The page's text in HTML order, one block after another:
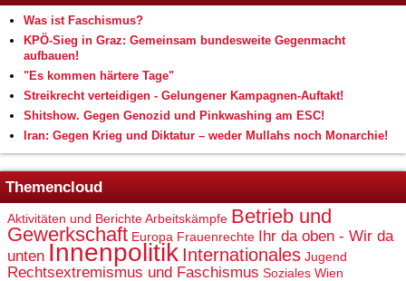
Was ist Faschismus?
KPÖ-Sieg in Graz: Gemeinsam bundesweite Gegenmacht
aufbauen!
"Es kommen härtere Tage"
Streikrecht verteidigen - Gelungener Kampagnen-Auftakt!
Shitshow. Gegen Genozid und Pinkwashing am ESC!
Iran: Gegen Krieg und Diktatur – weder Mullahs noch Monarchie!
Themencloud
Aktivitäten und BerichteArbeitskämpfe Betrieb und
Gewerkschaft Europa Frauenrechte
Ihr da oben - Wir da
unten Innenpolitik Internationales Jugend
Rechtsextremismus und Faschismus Soziales Wien